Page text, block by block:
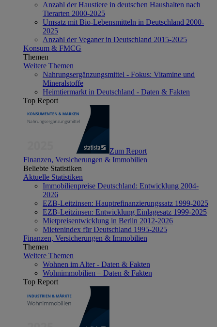
Anzahl der Haustiere in deutschen Haushalten nach
Tierarten 2000-2025
Umsatz mit Bio-Lebensmitteln in Deutschland 2000-
2025
Anzahl der Veganer in Deutschland 2015-2025
Konsum & FMCG
Themen
Weitere Themen
Nahrungsergänzungsmittel - Fokus: Vitamine und
Mineralstoffe
Heimtiermarkt in Deutschland - Daten & Fakten
Top Report
Zum Report
Finanzen, Versicherungen & Immobilien
Beliebte Statistiken
Aktuelle Statistiken
Immobilienpreise Deutschland: Entwicklung 2004-
2026
EZB-Leitzinsen: Hauptrefinanzierungssatz 1999-2025
EZB-Leitzinsen: Entwicklung Einlagesatz 1999-2025
Mietpreisentwicklung in Berlin 2012-2026
Mietenindex für Deutschland 1995-2025
Finanzen, Versicherungen & Immobilien
Themen
Weitere Themen
Wohnen im Alter - Daten & Fakten
Wohnimmobilien – Daten & Fakten
Top Report